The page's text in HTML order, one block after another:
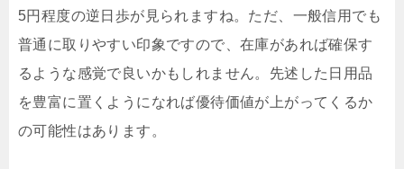
5円程度の逆日歩が見られますね。ただ、一般信用でも
普通に取りやすい印象ですので、在庫があれば確保す
るような感覚で良いかもしれません。先述した日用品
を豊富に置くようになれば優待価値が上がってくるか
の可能性はあります。